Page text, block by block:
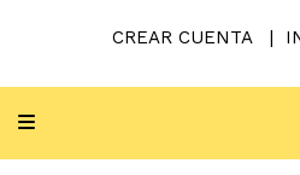
CREAR CUENTA